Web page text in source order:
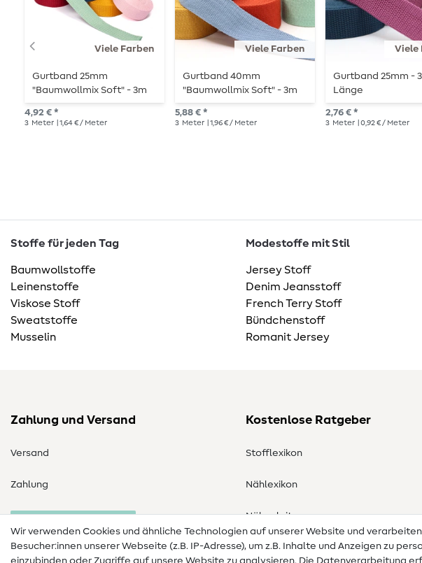
Viele Farben
Gurtband 25mm
"Baumwollmix Soft" - 3m
Länge
4,92 € *
3 Meter | 1,64 € / Meter
Viele Farben
Gurtband 40mm
"Baumwollmix Soft" - 3m
Länge
5,88 € *
3 Meter | 1,96 € / Meter
Viele
Gurtband 25mm -
Länge
2,76 € *
3 Meter | 0,92 € / Meter
Stoffe für jeden Tag
Baumwollstoffe
Leinenstoffe
Viskose Stoff
Sweatstoffe
Musselin
Modestoffe mit Stil
Jersey Stoff
Denim Jeansstoff
French Terry Stoff
Bündchenstoff
Romanit Jersey
Zahlung und Versand
Versand
Zahlung
Kostenlose Ratgeber
Stofflexikon
Nählexikon
Nähanleitungen
Wir verwenden Cookies und ähnliche Technologien auf unserer Website und
Besucher:innen unserer Webseite (z.B. IP-Adresse), um z.B. Inhalte und Anzeigen zu
einzubinden oder Zugriffe auf unsere Website zu analysieren. Die Datenverarbeitung